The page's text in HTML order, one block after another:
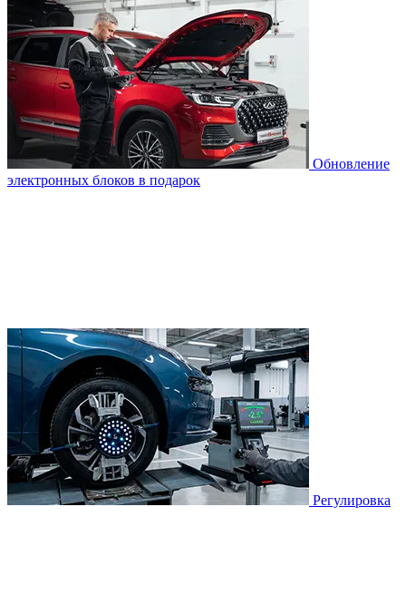
Обновление
электронных блоков в подарок
Регулировка